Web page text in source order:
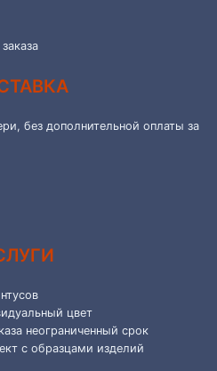
без дополнительной оплаты за
цвет
неограниченный срок
с образцами изделий